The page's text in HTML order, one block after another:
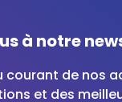
à notre
courant de nos
et des